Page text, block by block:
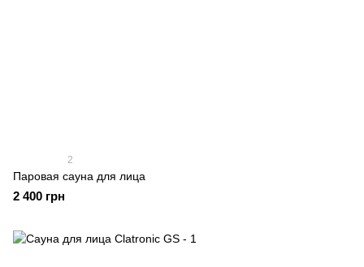
2
Паровая сауна для лица
2 400 грн